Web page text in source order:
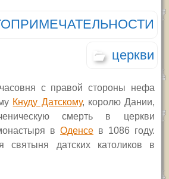
церкви
с правой стороны нефа
Кнуду Датскому, королю Дании,
смерть в церкви
в Оденсе в 1086 году.
святыня датских католиков в